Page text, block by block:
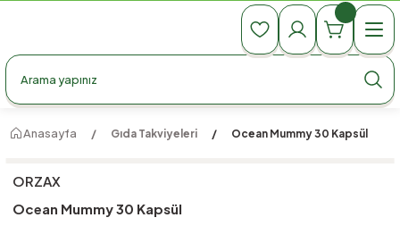
990 TL Üzeri Ücretsiz Kargo
990 TL Üzeri Ücretsiz Kargo
Anasayfa Gıda Takviyeleri Ocean Mummy 30 Kapsül
ORZAX
Ocean Mummy 30 Kapsül